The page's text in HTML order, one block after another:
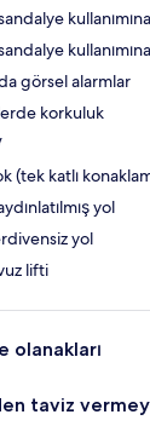
görsel alarmlar
korkuluk
(tek katlı
yol
yol
lifti
olanakları
taviz